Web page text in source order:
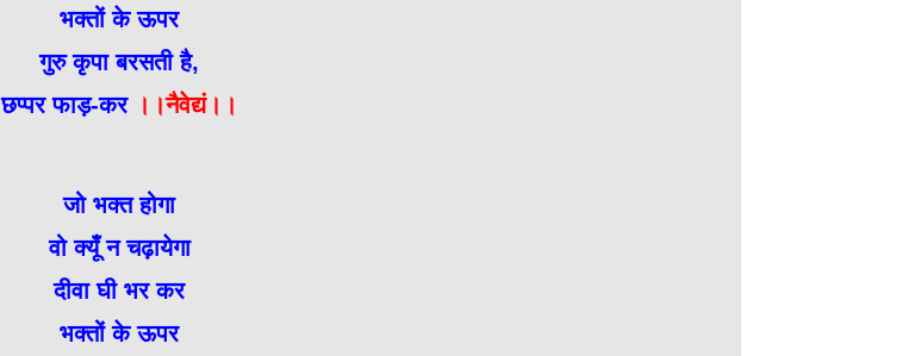
भक्तों के ऊपर
गुरु कृपा बरसती है,
छप्पर फाड़-कर।।नैवेद्यं।।
जो भक्त होगा
वो क्यूँ न चढ़ायेगा
दीवा घी भर कर
भक्तों के ऊपर